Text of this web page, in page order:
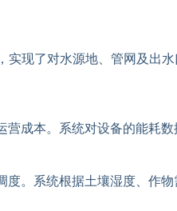
现了对水源地、管网及出
成本。系统对设备的能耗
。系统根据土壤湿度、作